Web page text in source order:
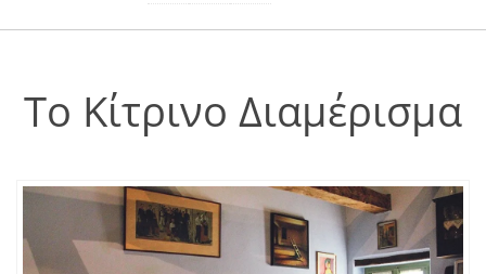
Το Κίτρινο Διαμέρισμα